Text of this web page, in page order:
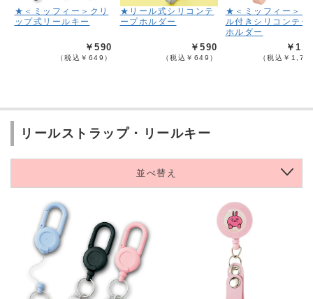
★＜ミッフィー＞クリ
ップ式リールキー
￥590
（税込￥649）
★リール式シリコンテ
ープホルダー
￥590
（税込￥649）
★＜ミッフィー＞リ
ル付きシリコンテー
ホルダー
￥
（税込￥
リールストラップ・リールキー
並べ替え